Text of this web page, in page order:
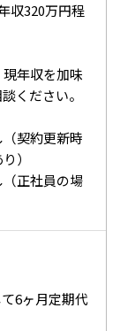
収320万円程
年収を加味
ください。
契約更新時
）
正社員の場
6ヶ月定期代